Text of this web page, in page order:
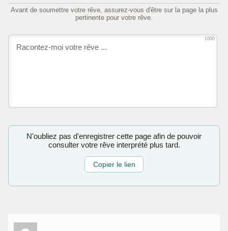
Avant de soumettre votre rêve, assurez-vous d'être sur la page la plus
pertinente pour votre rêve.
1000
N'oubliez pas d'enregistrer cette page afin de pouvoir
consulter votre rêve interprété plus tard.
Copier le lien